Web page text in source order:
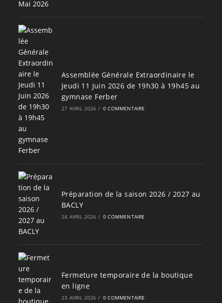
Assemblée Générale Extraordinaire le
Jeudi 11 Juin 2026 de 19h30 à 19h45 au
gymnase Ferber
27 AVRIL 2026 / 0 COMMENTAIRE
Préparation de la saison 2026 / 2027 au
BACLY
24 AVRIL 2026 / 0 COMMENTAIRE
Fermeture temporaire de la boutique
en ligne
23 AVRIL 2026 / 0 COMMENTAIRE